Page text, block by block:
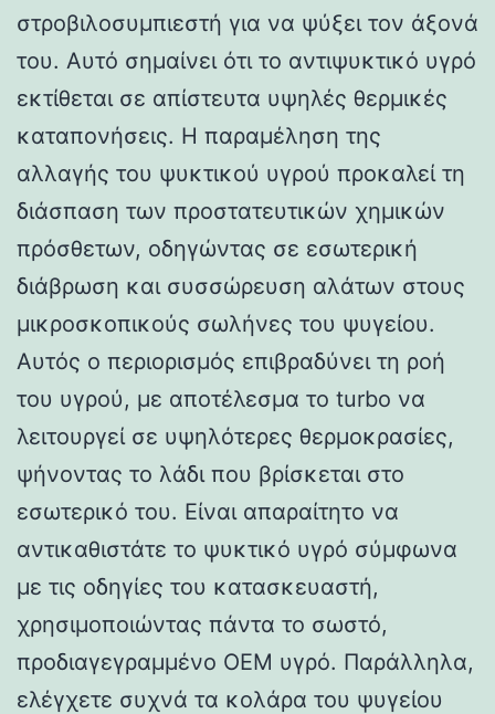
στροβιλοσυμπιεστή για να ψύξει τον άξονά
του. Αυτό σημαίνει ότι το αντιψυκτικό υγρό
εκτίθεται σε απίστευτα υψηλές θερμικές
καταπονήσεις. Η παραμέληση της
αλλαγής του ψυκτικού υγρού προκαλεί τη
διάσπαση των προστατευτικών χημικών
πρόσθετων, οδηγώντας σε εσωτερική
διάβρωση και συσσώρευση αλάτων στους
μικροσκοπικούς σωλήνες του ψυγείου.
Αυτός ο περιορισμός επιβραδύνει τη ροή
του υγρού, με αποτέλεσμα το turbo να
λειτουργεί σε υψηλότερες θερμοκρασίες,
ψήνοντας το λάδι που βρίσκεται στο
εσωτερικό του. Είναι απαραίτητο να
αντικαθιστάτε το ψυκτικό υγρό σύμφωνα
με τις οδηγίες του κατασκευαστή,
χρησιμοποιώντας πάντα το σωστό,
προδιαγεγραμμένο OEM υγρό. Παράλληλα,
ελέγχετε συχνά τα κολάρα του ψυγείου